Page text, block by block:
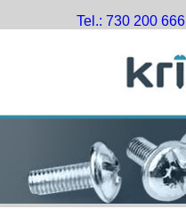
Tel.: 730 200 666